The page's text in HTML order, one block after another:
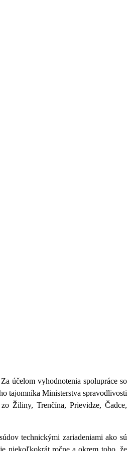
účelom vyhodnotenia spolupráce so
tajomníka Ministerstva spravodlivosti
Žiliny, Trenčína, Prievidze, Čadce,
technickými zariadeniami ako sú
niekoľkokrát ročne a okrem toho, že